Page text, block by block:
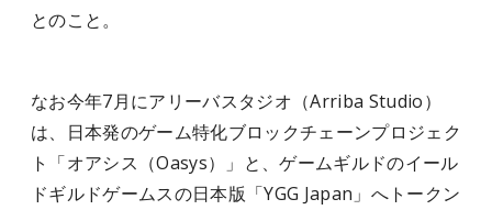
とのこと。
なお今年7月にアリーバスタジオ（Arriba Studio）
は、日本発のゲーム特化ブロックチェーンプロジェク
ト「オアシス（Oasys）」と、ゲームギルドのイール
ドギルドゲームスの日本版「YGG Japan」へトークン